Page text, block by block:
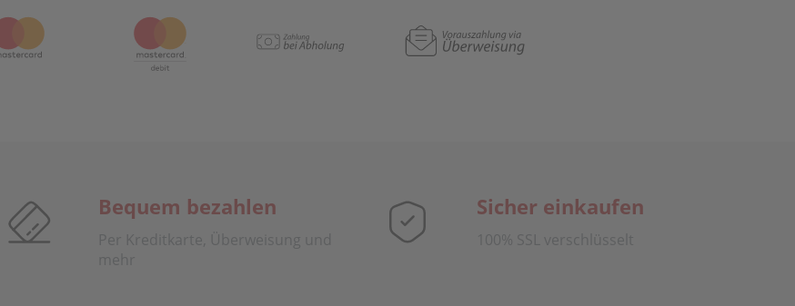
Bequem bezahlen
Per Kreditkarte, Überweisung und
mehr
Sicher einkaufen
100% SSL verschlüsselt